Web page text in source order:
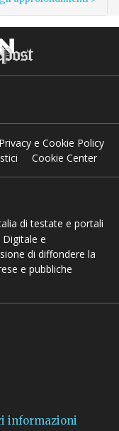
Privacy e Cookie Policy
Cookie Center
di testate e portali
e
di diffondere la
e pubbliche
informazioni